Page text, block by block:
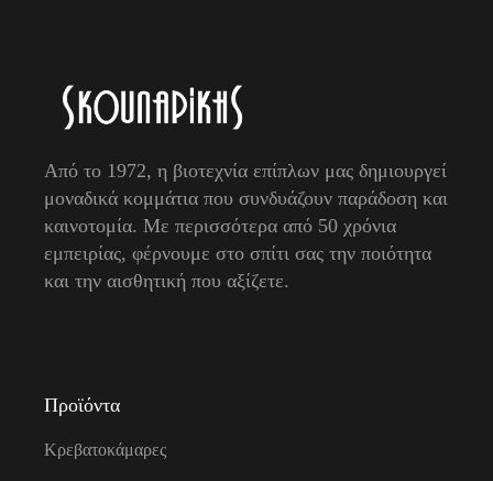
Από το 1972, η βιοτεχνία επίπλων μας δημιουργεί
μοναδικά κομμάτια που συνδυάζουν παράδοση και
καινοτομία. Με περισσότερα από 50 χρόνια
εμπειρίας, φέρνουμε στο σπίτι σας την ποιότητα
και την αισθητική που αξίζετε.
Προϊόντα
Κρεβατοκάμαρες